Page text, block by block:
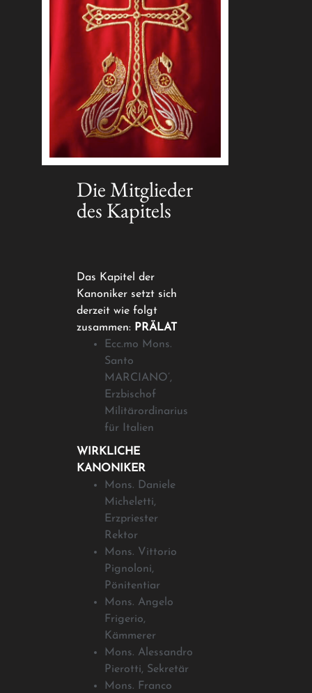
Die Mitglieder
des Kapitels
Das Kapitel der
Kanoniker setzt sich
derzeit wie folgt
zusammen: PRÄLAT
Ecc.mo Mons.
Santo
MARCIANO’,
Erzbischof
Militärordinarius
für Italien
WIRKLICHE
KANONIKER
Mons. Daniele
Micheletti,
Erzpriester
Rektor
Mons. Vittorio
Pignoloni,
Pönitentiar
Mons. Angelo
Frigerio,
Kämmerer
Mons. Alessandro
Pierotti, Sekretär
Mons. Franco